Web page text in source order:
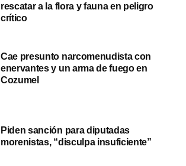
rescatar a la flora y fauna en peligro
crítico
Cae presunto narcomenudista con
enervantes y un arma de fuego en
Cozumel
Piden sanción para diputadas
morenistas, “disculpa insuficiente”